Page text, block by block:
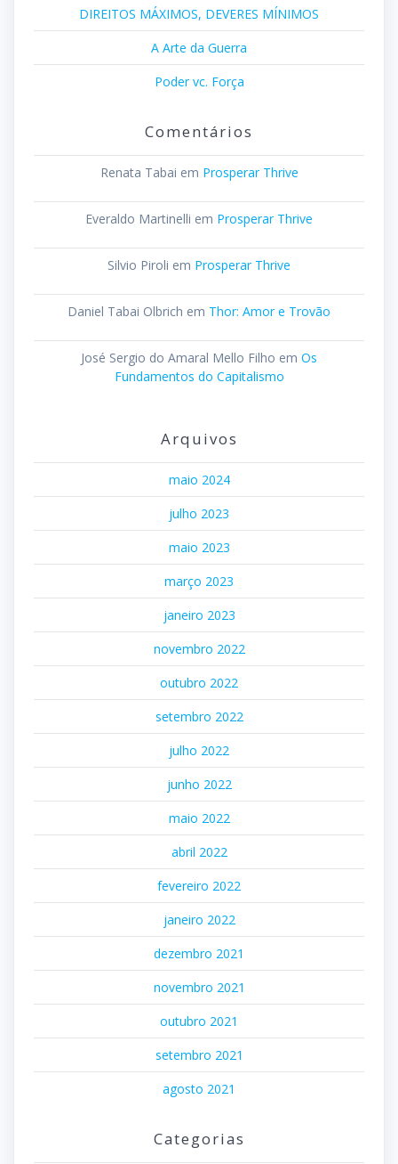
DIREITOS MÁXIMOS, DEVERES MÍNIMOS
A Arte da Guerra
Poder vc. Força
Comentários
Renata Tabai em Prosperar Thrive
Everaldo Martinelli em Prosperar Thrive
Silvio Piroli em Prosperar Thrive
Daniel Tabai Olbrich em Thor: Amor e Trovão
José Sergio do Amaral Mello Filho em Os
Fundamentos do Capitalismo
Arquivos
maio 2024
julho 2023
maio 2023
março 2023
janeiro 2023
novembro 2022
outubro 2022
setembro 2022
julho 2022
junho 2022
maio 2022
abril 2022
fevereiro 2022
janeiro 2022
dezembro 2021
novembro 2021
outubro 2021
setembro 2021
agosto 2021
Categorias